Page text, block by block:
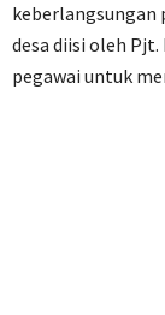
keberlangsungan
desa diisi oleh
pegawai untuk